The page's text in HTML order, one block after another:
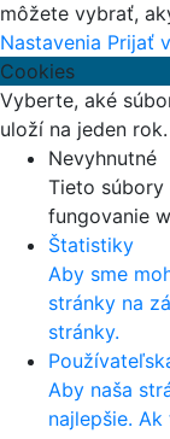
môžete vybrať,
Nastavenia Prijať
Cookies
Vyberte, aké
uloží na jeden rok.
Nevyhnutné
Tieto súbory
fungovanie
Štatistiky
Aby sme
stránky na
stránky.
Aby naša
najlepšie.